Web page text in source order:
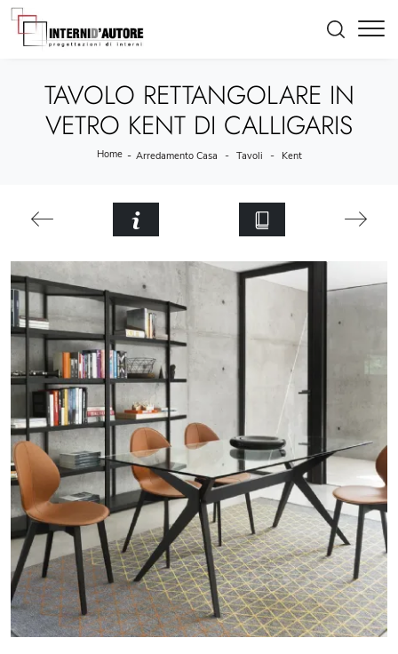
TAVOLO RETTANGOLARE IN
VETRO KENT DI CALLIGARIS
Home - Arredamento Casa - Tavoli - Kent